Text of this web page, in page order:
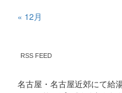
« 12月
RSS FEED
名古屋・名古屋近郊にて給